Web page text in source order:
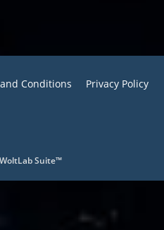
Conditions Privacy Policy
WoltLab Suite™